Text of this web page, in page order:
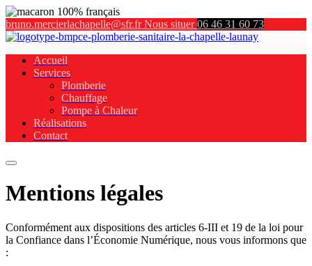
bruno.mercierlachapelle@sfr.frNous situer06 46 31 60 73
Accueil
Services
Plomberie
Chauffage
Pompe à Chaleur
Réalisations
Contact
Mentions légales
Conformément aux dispositions des articles 6-III et 19 de la loi pour la
Confiance dans l’Économie Numérique, nous vous informons que :